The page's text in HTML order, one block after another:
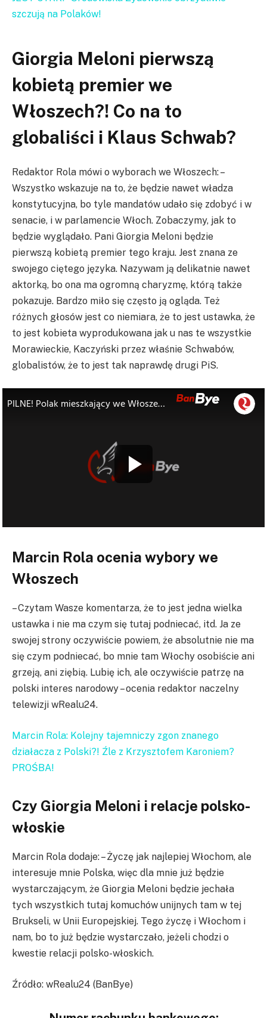
szczują na Polaków!
Giorgia Meloni pierwszą
kobietą premier we
Włoszech?! Co na to
globaliści i Klaus Schwab?
Redaktor Rola mówi o wyborach we Włoszech: –
Wszystko wskazuje na to, że będzie nawet władza
konstytucyjna, bo tyle mandatów udało się zdobyć i w
senacie, i w parlamencie Włoch. Zobaczymy, jak to
będzie wyglądało. Pani Giorgia Meloni będzie
pierwszą kobietą premier tego kraju. Jest znana ze
swojego ciętego języka. Nazywam ją delikatnie nawet
aktorką, bo ona ma ogromną charyzmę, którą także
pokazuje. Bardzo miło się często ją ogląda. Też
różnych głosów jest co niemiara, że to jest ustawka, że
to jest kobieta wyprodukowana jak u nas te wszystkie
Morawieckie, Kaczyński przez właśnie Schwabów,
globalistów, że to jest tak naprawdę drugi PiS.
Marcin Rola ocenia wybory we
Włoszech
– Czytam Wasze komentarza, że to jest jedna wielka
ustawka i nie ma czym się tutaj podniecać, itd. Ja ze
swojej strony oczywiście powiem, że absolutnie nie ma
się czym podniecać, bo mnie tam Włochy osobiście ani
grzeją, ani ziębią. Lubię ich, ale oczywiście patrzę na
polski interes narodowy – ocenia redaktor naczelny
telewizji wRealu24.
Marcin Rola: Kolejny tajemniczy zgon znanego
działacza z Polski?! Źle z Krzysztofem Karoniem?
PROŚBA!
Czy Giorgia Meloni i relacje polsko-
włoskie
Marcin Rola dodaje: – Życzę jak najlepiej Włochom, ale
interesuje mnie Polska, więc dla mnie już będzie
wystarczającym, że Giorgia Meloni będzie jechała
tych wszystkich tutaj komuchów unijnych tam w tej
Brukseli, w Unii Europejskiej. Tego życzę i Włochom i
nam, bo to już będzie wystarczało, jeżeli chodzi o
kwestie relacji polsko-włoskich.
Źródło: wRealu24 (BanBye)